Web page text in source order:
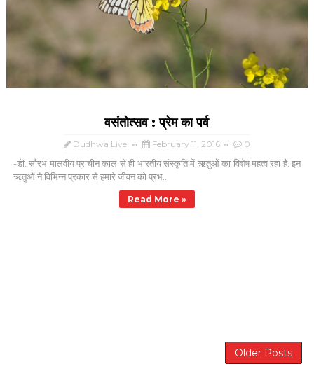
वसंतोत्सव : प्रेम का पर्व
Dudhwa Live February 11, 2016 0
-डॊ. सौरभ मालवीय प्राचीन काल से ही भारतीय संस्कृति में ऋतुओं का विशेष महत्व रहा है. इन
ऋतुओं ने विभिन्न प्रकार से हमारे जीवन को प्रभ...
Read More »
Older Posts